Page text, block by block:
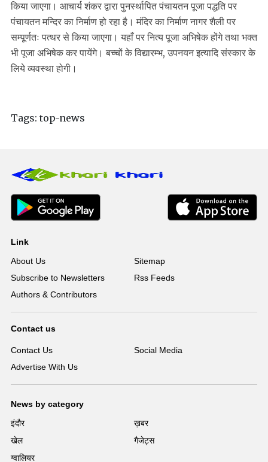
किया जाएगा। आचार्य शंकर द्वारा पुनर्स्थापित पंचायतन पूजा पद्धति पर
पंचायतन मन्दिर का निर्माण हो रहा है। मंदिर का निर्माण नागर शैली पर
सम्पूर्णतः पत्थर से किया जाएगा। यहाँ पर नित्य पूजा अभिषेक होंगे तथा भक्त
भी पूजा अभिषेक कर पायेंगे। बच्चों के विद्यारम्भ, उपनयन इत्यादि संस्कार के
लिये व्यवस्था होगी।
Tags: top-news
Link
About Us
Sitemap
Subscribe to Newsletters
Rss Feeds
Authors & Contributors
Contact us
Contact Us
Social Media
Advertise With Us
News by category
इंदौर
ख़बर
खेल
गैजेट्स
ग्वालियर